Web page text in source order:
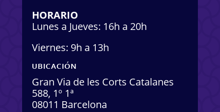
HORARIO
Lunes a Jueves: 16h a 20h
Viernes: 9h a 13h
UBICACIÓN
Gran Via de les Corts Catalanes
588, 1º 1ª
08011 Barcelona